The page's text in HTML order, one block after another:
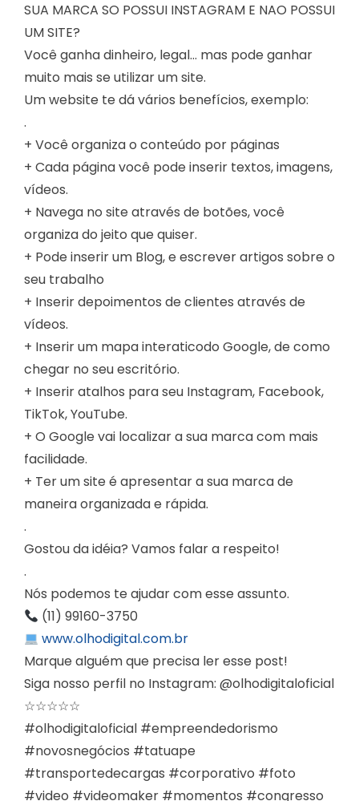
SUA MARCA SO POSSUI INSTAGRAM E NAO POSSUI
UM SITE?
Você ganha dinheiro, legal… mas pode ganhar
muito mais se utilizar um site.
Um website te dá vários benefícios, exemplo:
.
+ Você organiza o conteúdo por páginas
+ Cada página você pode inserir textos, imagens,
vídeos.
+ Navega no site através de botões, você
organiza do jeito que quiser.
+ Pode inserir um Blog, e escrever artigos sobre o
seu trabalho
+ Inserir depoimentos de clientes através de
vídeos.
+ Inserir um mapa interaticodo Google, de como
chegar no seu escritório.
+ Inserir atalhos para seu Instagram, Facebook,
TikTok, YouTube.
+ O Google vai localizar a sua marca com mais
facilidade.
+ Ter um site é apresentar a sua marca de
maneira organizada e rápida.
.
Gostou da idéia? Vamos falar a respeito!
.
Nós podemos te ajudar com esse assunto.
(11) 99160-3750
www.olhodigital.com.br
Marque alguém que precisa ler esse post!
Siga nosso perfil no Instagram: @olhodigitaloficial
☆☆☆☆☆
#olhodigitaloficial #empreendedorismo
#novosnegócios #tatuape
#transportedecargas #corporativo #foto
#video #videomaker #momentos #congresso